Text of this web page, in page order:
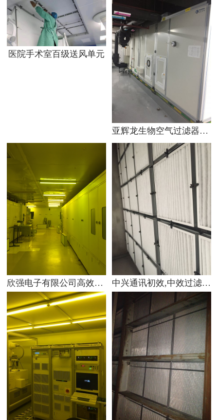
医院手术室百级送风单元
亚辉龙生物空气过滤器案例
欣强电子有限公司高效过滤器案例 中兴通讯初效,中效过滤器案例